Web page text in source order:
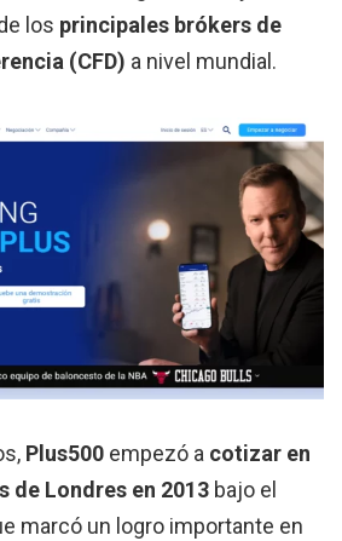
los principales brókers de
(CFD) a nivel mundial.
Plus500 empezó a cotizar en
de Londres en 2013 bajo el
marcó un logro importante en